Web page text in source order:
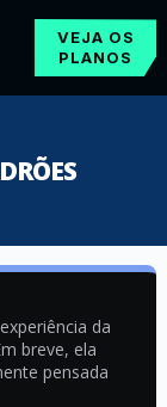
VEJA OS
PLANOS
da
breve, ela
pensada